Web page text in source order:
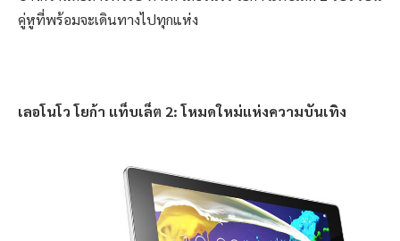
คู่หูที่พร้อมจะเดินทางไปทุกแห่ง
เลอโนโว โยก้า แท็บเล็ต 2: โหมดใหม่แห่งความบันเทิง